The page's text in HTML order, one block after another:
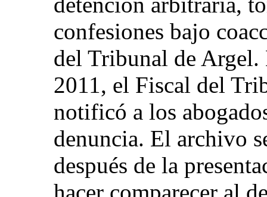
confesiones bajo
del Tribunal de
2011, el Fiscal del
notificó a los
denuncia. El archivo
después de la